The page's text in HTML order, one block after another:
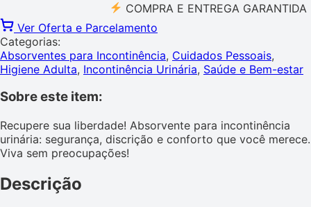
COMPRA E ENTREGA GARANTIDA PELO
Ver Oferta e Parcelamento
Categorias:
Absorventes para Incontinência, Cuidados Pessoais,
Higiene Adulta, Incontinência Urinária, Saúde e Bem-estar
Sobre este item:
Recupere sua liberdade! Absorvente para incontinência
urinária: segurança, discrição e conforto que você merece.
Viva sem preocupações!
Descrição